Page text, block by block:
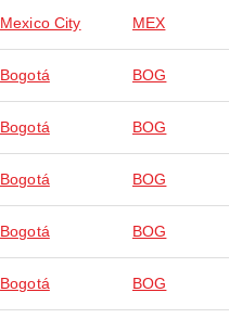
Mexico City MEX
Bogotá BOG
Bogotá BOG
Bogotá BOG
Bogotá BOG
Bogotá BOG